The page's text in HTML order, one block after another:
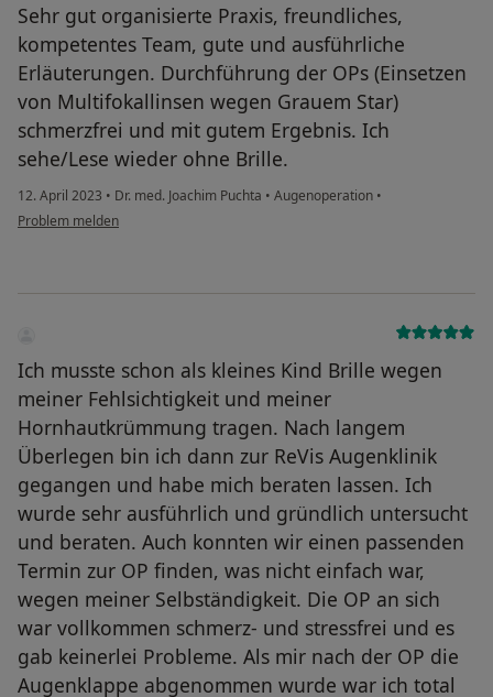
Sehr gut organisierte Praxis, freundliches,
kompetentes Team, gute und ausführliche
Erläuterungen. Durchführung der OPs (Einsetzen
von Multifokallinsen wegen Grauem Star)
schmerzfrei und mit gutem Ergebnis. Ich
sehe/Lese wieder ohne Brille.
12. April 2023 • Dr. med. Joachim Puchta • Augenoperation •
Problem melden
Ich musste schon als kleines Kind Brille wegen
meiner Fehlsichtigkeit und meiner
Hornhautkrümmung tragen. Nach langem
Überlegen bin ich dann zur ReVis Augenklinik
gegangen und habe mich beraten lassen. Ich
wurde sehr ausführlich und gründlich untersucht
und beraten. Auch konnten wir einen passenden
Termin zur OP finden, was nicht einfach war,
wegen meiner Selbständigkeit. Die OP an sich
war vollkommen schmerz- und stressfrei und es
gab keinerlei Probleme. Als mir nach der OP die
Augenklappe abgenommen wurde war ich total